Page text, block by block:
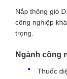
Nắp thông gió
công nghiệp
trọng.
Ngành công
Thuốc